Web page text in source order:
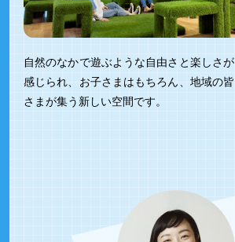
自然のなかで遊ぶような自由さと楽しさが
感じられ、お子さまはもちろん、地域の皆
さまが集う新しい空間です。